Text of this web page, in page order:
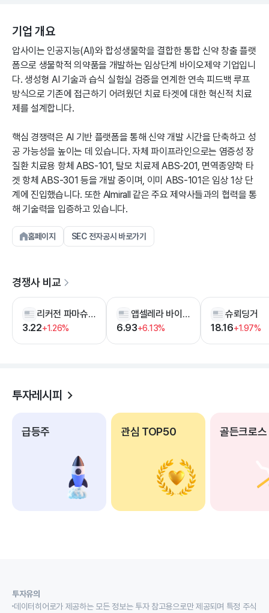
기업 개요
압사이는 인공지능(AI)와 합성생물학을 결합한 통합 신약 창출 플랫
폼으로 생물학적 의약품을 개발하는 임상단계 바이오제약 기업입니
다. 생성형 AI 기술과 습식 실험실 검증을 연계한 연속 피드백 루프
방식으로 기존에 접근하기 어려웠던 치료 타겟에 대한 혁신적 치료
제를 설계합니다.
핵심 경쟁력은 AI 기반 플랫폼을 통해 신약 개발 시간을 단축하고 성
공 가능성을 높이는 데 있습니다. 자체 파이프라인으로는 염증성 장
질환 치료용 항체 ABS-101, 탈모 치료제 ABS-201, 면역종양학 타
겟 항체 ABS-301 등을 개발 중이며, 이미 ABS-101은 임상 1상 단
계에 진입했습니다. 또한 Almirall 같은 주요 제약사들과의 협력을 통
해 기술력을 입증하고 있습니다.
홈페이지 SEC 전자공시 바로가기
경쟁사 비교
리커전 파마슈티컬스
3.22+1.26%
앱셀레라 바이오로직스
6.93+6.13%
슈뢰딩거
18.16+1.97%
투자레시피
급등주 관심 TOP50 골든크로스
투자유의
데이터히어로가 제공하는 모든 정보는 투자 참고용으로만 제공되며 특정 주식